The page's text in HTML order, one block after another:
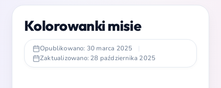
Kolorowanki misie
Opublikowano: 30 marca 2025
|
Zaktualizowano: 28 października 2025